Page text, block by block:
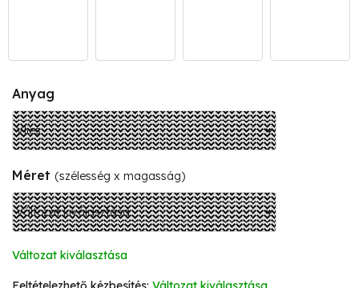
Anyag
Méret (szélesség x magasság)
Változat kiválasztása